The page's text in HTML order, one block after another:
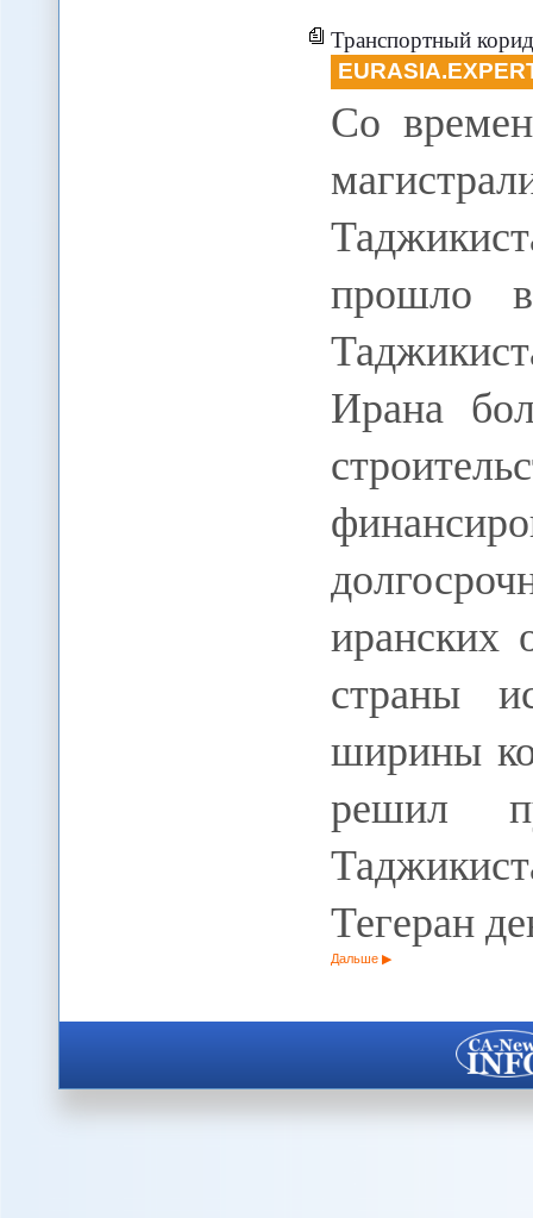
Транспортный
Со времен
прошло
Ирана
иранских
страны
ширины
решил
Тегеран
Дальше